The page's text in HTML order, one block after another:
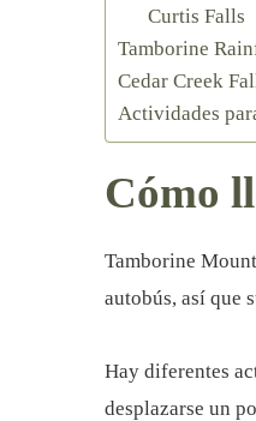
Curtis Falls
Tamborine
Cedar Creek
Actividades
Cómo
Tamborine
autobús, así que
Hay diferentes
desplazarse un